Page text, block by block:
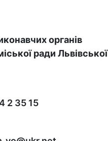
органів
ради Львівської
2 35 15